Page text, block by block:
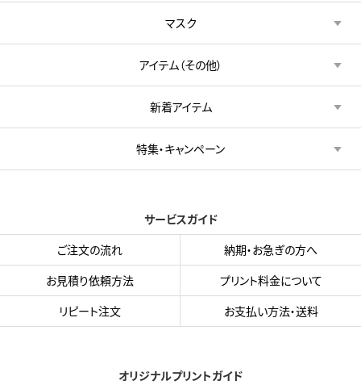
マスク
アイテム（その他）
新着アイテム
特集・キャンペーン
サービスガイド
ご注文の流れ
納期・お急ぎの方へ
お見積り依頼方法
プリント料金について
リピート注文
お支払い方法・送料
オリジナルプリントガイド